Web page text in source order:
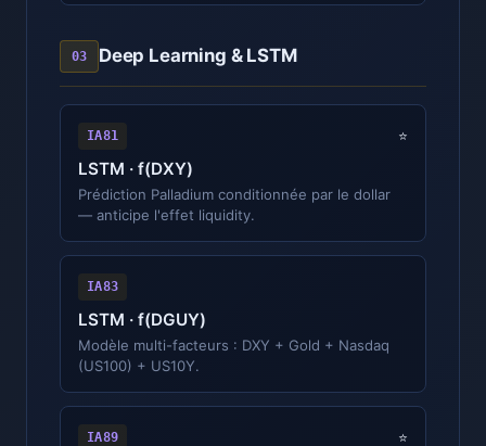
03 Deep Learning & LSTM
IA81 ⭐
LSTM · f(DXY)
Prédiction Palladium conditionnée par le dollar
— anticipe l'effet liquidity.
IA83
LSTM · f(DGUY)
Modèle multi-facteurs : DXY + Gold + Nasdaq
(US100) + US10Y.
IA89 ⭐